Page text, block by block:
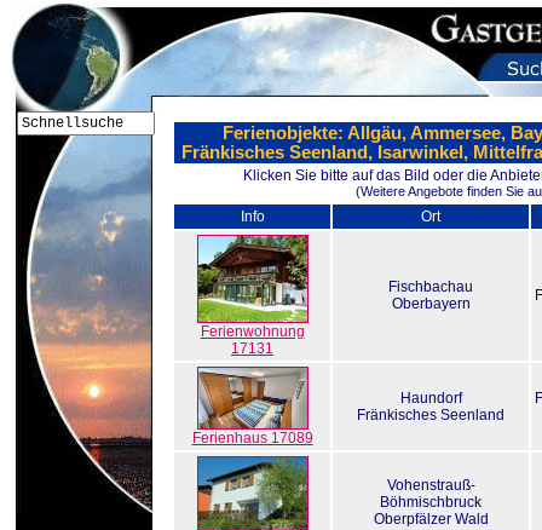
Ferienobjekte: Allgäu, Ammersee,
Fränkisches Seenland, Isarwinkel,
Klicken Sie bitte auf das Bild oder die
(Weitere Angebote finden Sie
Info Ort
Ferienwohnung
17131
Fischbachau
Oberbayern
Ferienhaus 17089
Haundorf
Fränkisches Seenland
Vohenstrauß-
Böhmischbruck
Oberpfälzer Wald